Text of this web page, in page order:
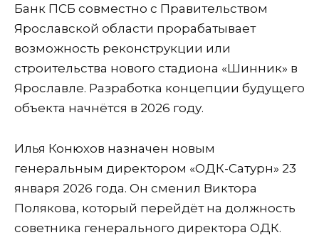
Банк ПСБ совместно с Правительством
Ярославской области прорабатывает
возможность реконструкции или
строительства нового стадиона «Шинник» в
Ярославле. Разработка концепции будущего
объекта начнётся в 2026 году.
Илья Конюхов назначен новым
генеральным директором «ОДК-Сатурн» 23
января 2026 года. Он сменил Виктора
Полякова, который перейдёт на должность
советника генерального директора ОДК.